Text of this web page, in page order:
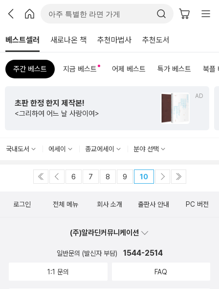
베스트셀러 새로나온 책 추천마법사 추천도서
주간 베스트 지금 베스트 어제 베스트 특가 베스트 북플
AD
초판 한정 한지 제작본!
<그리하여 어느 날 사랑이여>
국내도서 에세이 종교에세이 분야 선택
6 7 8 9 10
로그인 전체 메뉴 회사 소개 출판사 안내 PC 버전
(주)알라딘커뮤니케이션
일반문의 (발신자 부담) 1544-2514
1:1 문의 FAQ